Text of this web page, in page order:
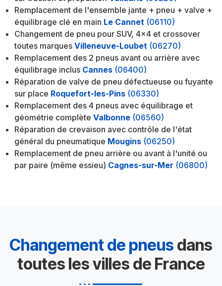
Remplacement de l'ensemble jante + pneu + valve +
équilibrage clé en main Le Cannet (06110)
Changement de pneu pour SUV, 4x4 et crossover
toutes marques Villeneuve-Loubet (06270)
Remplacement des 2 pneus avant ou arrière avec
équilibrage inclus Cannes (06400)
Réparation de valve de pneu défectueuse ou fuyante
sur place Roquefort-les-Pins (06330)
Remplacement des 4 pneus avec équilibrage et
géométrie complète Valbonne (06560)
Réparation de crevaison avec contrôle de l'état
général du pneumatique Mougins (06250)
Remplacement de pneu arrière ou avant à l'unité ou
par paire (même essieu) Cagnes-sur-Mer (06800)
Changement de pneus dans
toutes les villes de France